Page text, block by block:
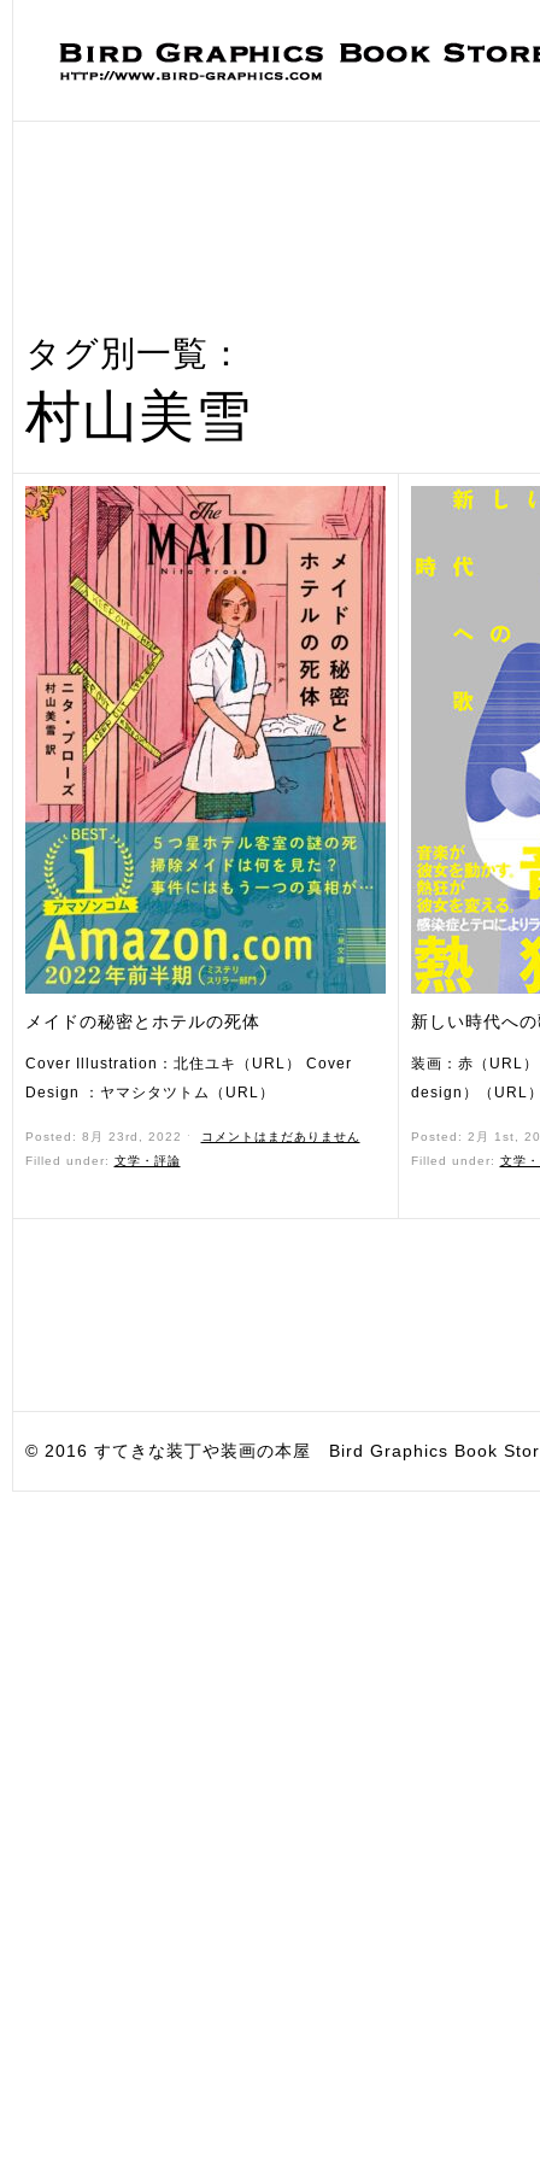
タグ別一覧：
村山美雪
メイドの秘密とホテルの死体
Cover Illustration：北住ユキ（URL） Cover
Design ：ヤマシタツトム（URL）
Posted: 8月 23rd, 2022 ˑ
コメントはまだありません
Filled under: 文学・評論
新しい時代へ
装画：赤（URL
design）（URL
Posted: 2月 1st,
Filled under: 文学
© 2016 すてきな装丁や装画の本屋 Bird Graphics Book